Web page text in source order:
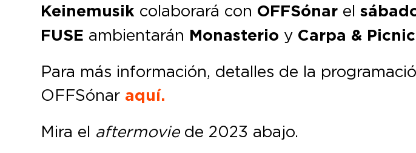
Keinemusik colaborará con OFFSónar el
FUSE ambientarán Monasterio y Carpa & Picnic
Para más información, detalles de la
OFFSónar aquí.
Mira el aftermoviede 2023 abajo.